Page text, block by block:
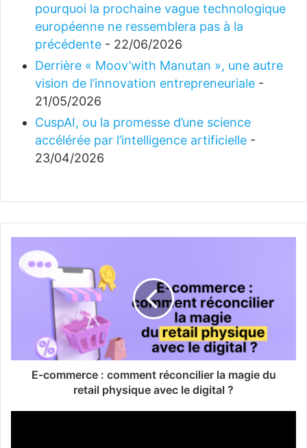
pourquoi la prochaine vague technologique
européenne ne ressemblera pas à la
précédente - 22/06/2026
Derrière « Moov’with Manutan », une autre
vision de l’innovation entrepreneuriale -
21/05/2026
CuspAI, ou la promesse d’une science
accélérée par l’intelligence artificielle -
23/04/2026
E-commerce : comment réconcilier la magie du
retail physique avec le digital ?